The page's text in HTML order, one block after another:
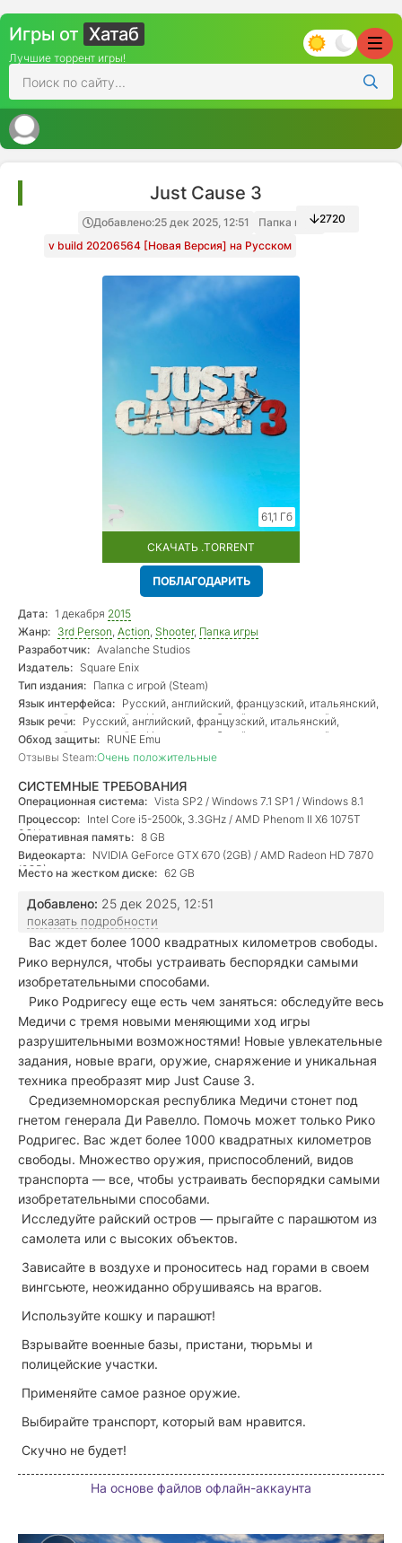
Игры от Хатаб
Лучшие торрент игры!
Just Cause 3
Добавлено:25 дек 2025, 12:51
Папка игры
v build 20206564 [Новая Версия] на Русском
2720
61,1 Гб
СКАЧАТЬ .TORRENT
ПОБЛАГОДАРИТЬ
Дата: 1 декабря 2015
Жанр: 3rd Person, Action, Shooter, Папка игры
Разработчик: Avalanche Studios
Издатель: Square Enix
Тип издания: Папка с игрой (Steam)
Язык интерфейса: Русский, английский, французский, итальянский,
немецкий, испанский — Испания, арабский, португальский —
Бразилия, японский, польский
Язык речи: Русский, английский, французский, итальянский,
немецкий, испанский — Испания, арабский, португальский —
Бразилия, японский
Обход защиты: RUNE Emu
Отзывы Steam:Очень положительные
СИСТЕМНЫЕ ТРЕБОВАНИЯ
Операционная система: Vista SP2 / Windows 7.1 SP1 / Windows 8.1
Процессор: Intel Core i5-2500k, 3.3GHz / AMD Phenom II X6 1075T
3GHz
Оперативная память: 8 GB
Видеокарта: NVIDIA GeForce GTX 670 (2GB) / AMD Radeon HD 7870
(2GB)
Место на жестком диске: 62 GB
Добавлено: 25 дек 2025, 12:51
показать подробности
Вас ждет более 1000 квадратных километров свободы.
Рико вернулся, чтобы устраивать беспорядки самыми
изобретательными способами.
Рико Родригесу еще есть чем заняться: обследуйте весь
Медичи с тремя новыми меняющими ход игры
разрушительными возможностями! Новые увлекательные
задания, новые враги, оружие, снаряжение и уникальная
техника преобразят мир Just Cause 3.
Средиземноморская республика Медичи стонет под
гнетом генерала Ди Равелло. Помочь может только Рико
Родригес. Вас ждет более 1000 квадратных километров
свободы. Множество оружия, приспособлений, видов
транспорта — все, чтобы устраивать беспорядки самыми
изобретательными способами.
Исследуйте райский остров — прыгайте с парашютом из
самолета или с высоких объектов.
Зависайте в воздухе и проноситесь над горами в своем
вингсьюте, неожиданно обрушиваясь на врагов.
Используйте кошку и парашют!
Взрывайте военные базы, пристани, тюрьмы и
полицейские участки.
Применяйте самое разное оружие.
Выбирайте транспорт, который вам нравится.
Скучно не будет!
На основе файлов офлайн-аккаунта